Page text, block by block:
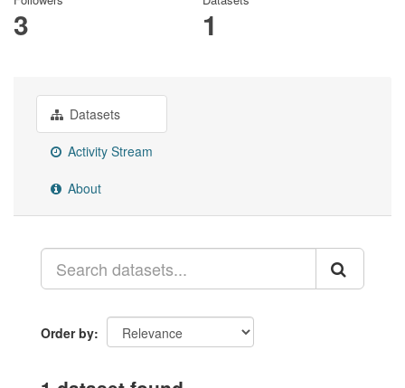
3 1
Datasets
Activity Stream
About
Order by